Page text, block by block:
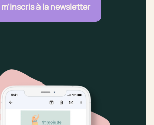
à la newsletter